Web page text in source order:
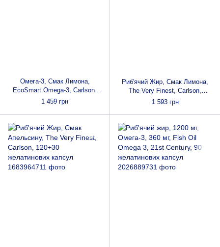
Омега-3, Смак Лимона,
EcoSmart Omega-3, Carlson,
90+30 желатинових капсул
1 459 грн
Риб'ячий Жир, Смак Лимона,
The Very Finest, Carlson,
120+30 желатинових капсул
1 593 грн